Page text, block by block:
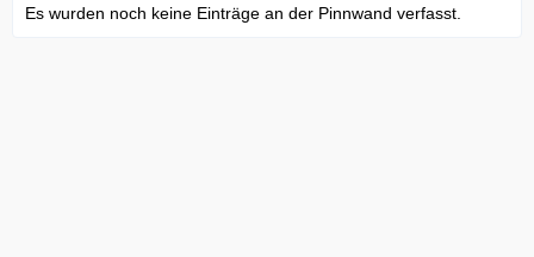
Es wurden noch keine Einträge an der Pinnwand verfasst.